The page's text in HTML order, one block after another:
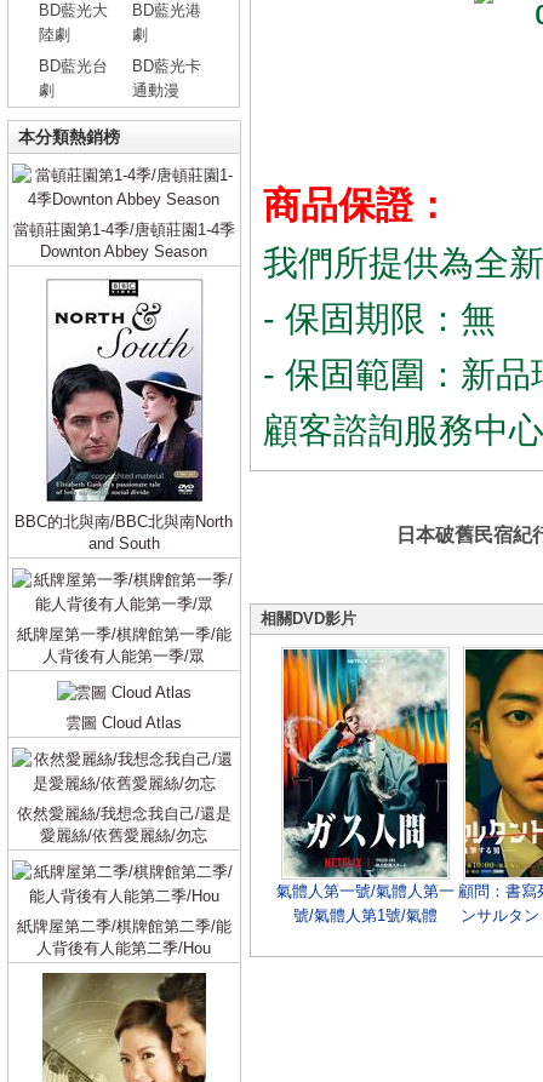
商品保證：
我們所提供為全
- 保固期限：無
- 保固範圍：新品
顧客諮詢服務中
日本破舊民宿紀
相關DVD影片
氣體人第一號/氣體人第一
號/氣體人第1號/氣體
顧問：書寫
ンサルタ
BD藍光大
陸劇
BD藍光港
劇
BD藍光台
劇
BD藍光卡
通動漫
本分類熱銷榜
當頓莊園第1-4季/唐頓莊園1-4季
Downton Abbey Season
BBC的北與南/BBC北與南North
and South
紙牌屋第一季/棋牌館第一季/能
人背後有人能第一季/眾
雲圖 Cloud Atlas
依然愛麗絲/我想念我自己/還是
愛麗絲/依舊愛麗絲/勿忘
紙牌屋第二季/棋牌館第二季/能
人背後有人能第二季/Hou